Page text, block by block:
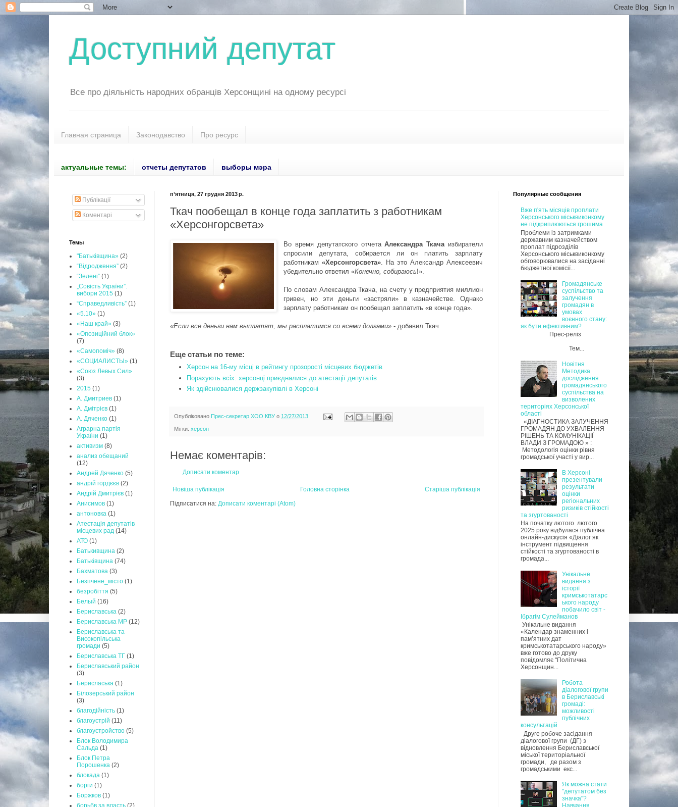
Доступний депутат
Все про діяльність народних обранців Херсонщині на одному ресурсі
Главная страница Законодавство Про ресурс
актуальные темы: отчеты депутатов выборы мэра
пʼятниця, 27 грудня 2013 р.
Ткач пообещал в конце года заплатить з работникам
«Херсонгорсвета»
Во время депутатского отчетаАлександра Ткача избиратели
спросили депутата, собирается ли он платить зарплату
работникам«Херсонгорсвета» . На это Александр Алексеевич
убедительно ответил «Конечно, собираюсь!».
По словам Александра Ткача, на счету у предприятия миллион
гривен, но эти деньги «застряли» в казначействе. Однако
зарплату работникам он пообещал заплатить «в конце года».
«Если все деньги нам выплатят, мы расплатимся со всеми долгами» - добавил Ткач.
Еще статьи по теме:
Херсон на 16-му місці в рейтингу прозорості місцевих бюджетів
Порахують всіх: херсонці приєдналися до атестації депутатів
Як здійснювалися держзакупівлі в Херсоні
Опубліковано Прес-секретар ХОО КВУ о 12/27/2013
Мітки: херсон
Немає коментарів:
Дописати коментар
Новіша публікація Старіша публікація
Головна сторінка
Підписатися на: Дописати коментарі (Atom)
Публікації
Коментарі
Темы
"Батьківщина» (2)
“Відродження” (2)
“Зелені” (1)
„Совість України”.
вибори 2015 (1)
“Справедливість” (1)
«5.10» (1)
«Наш край» (3)
«Опозиційний блок»
(7)
«Самопоміч» (8)
«СОЦИАЛИСТЫ» (1)
«Союз Левых Сил»
(3)
2015 (1)
А. Дмитриев (1)
А. Дмітрієв (1)
А. Дяченко (1)
Аграрна партія
України (1)
активизм (8)
анализ обещаний
(12)
Андрей Дяченко (5)
андрій гордєєв (2)
Андрій Дмитрієв (1)
Анисимов (1)
антоновка (1)
Атестація депутатів
місцевих рад (14)
АТО (1)
Батькивщина (2)
Батьківщина (74)
Бахматова (3)
Безпчене_місто (1)
безробіття (5)
Белый (16)
Бериславська (2)
Бериславська МР (12)
Бериславська та
Високопільська
громади (5)
Бериславська ТГ (1)
Бериславський район
(3)
Берисласька (1)
Білозерський район
(3)
благодійність (1)
благоустрій (11)
благоустройство (5)
Блок Володимира
Сальда (1)
Блок Петра
Порошенка (2)
блокада (1)
борги (1)
Боржков (1)
борьбв за власть (2)
Популярные сообщения
Вже п'ять місяців проплати
Херсонського міськвиконкому
не підкриплюються грошима
Проблеми із затримками
державним казначейством
проплат підрозділів
Херсонського міськвиконкому
обговорювалися на засіданні
бюджетної комісії...
Громадянське
суспільство та
залучення
громадян в
умовах
воєнного стану:
як бути ефективним?
Прес-реліз
Тем...
Новітня
Методика
дослідження
громадянського
суспільства на
визволених
територіях Херсонської
області
«ДІАГНОСТИКА ЗАЛУЧЕННЯ
ГРОМАДЯН ДО УХВАЛЕННЯ
РІШЕНЬ ТА КОМУНІКАЦІЇ
ВЛАДИ З ГРОМАДОЮ » :
Методологія оцінки рівня
громадської участі у вир...
В Херсоні
презентували
результати
оцінки
регіональних
ризиків стійкості
та згуртованості
На початку лютого лютого
2025 року відбулася публічна
онлайн-дискусія «Діалог як
інструмент підвищення
стійкості та згуртованості в
громада...
Унікальне
видання з
історії
кримськотатарс
ького народу
побачило світ -
Ібрагім Сулейманов
Унікальне видання
«Календар знаменних і
пам’ятних дат
кримськотатарського народу»
вже готово до друку
повідомляє "Політична
Херсонщин...
Робота
діалогової групи
в Бериславські
громаді:
можливості
публічних
консультацій
Друге робоче засідання
діалогової групи (ДГ) з
відновлення Бериславської
міської територіальної
громади, де разом з
громадськими екс...
Як можна стати
"депутатом без
значка"?